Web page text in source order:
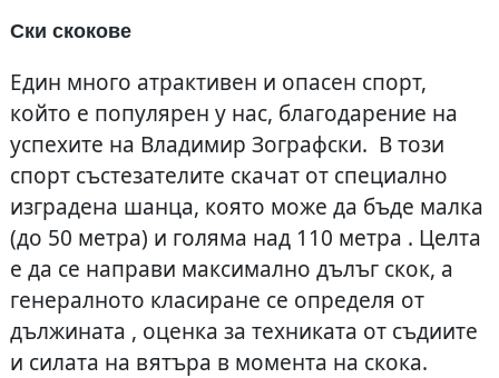
Ски скокове
Един много атрактивен и опасен спорт,
който е популярен у нас, благодарение на
успехите на Владимир Зографски. В този
спорт състезателите скачат от специално
изградена шанца, която може да бъде малка
(до 50 метра) и голяма над 110 метра . Целта
е да се направи максимално дълъг скок, а
генералното класиране се определя от
дължината , оценка за техниката от съдиите
и силата на вятъра в момента на скока.